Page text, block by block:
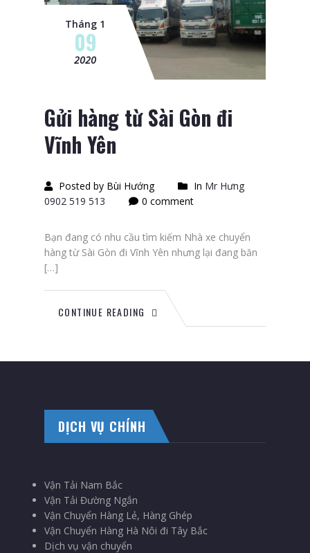
Tháng 1
09
2020
Gửi hàng từ Sài Gòn đi
Vĩnh Yên
Posted by Bùi Hướng In Mr Hưng
0902 519 513
0 comment
Bạn đang có nhu cầu tìm kiếm Nhà xe chuyển
hàng từ Sài Gòn đi Vĩnh Yên nhưng lại đang băn
[…]
CONTINUE READING
DỊCH VỤ CHÍNH
Vận Tải Nam Bắc
Vận Tải Đường Ngắn
Vận Chuyển Hàng Lẻ, Hàng Ghép
Vận Chuyển Hàng Hà Nôi đi Tây Bắc
Dịch vụ vận chuyển